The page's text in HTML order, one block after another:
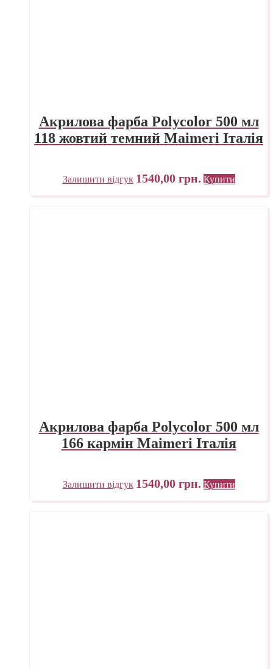
Акрилова фарба Polycolor 500 мл
118 жовтий темний Maimeri Італія
Залишити відгук 1540,00 грн. Купити
Акрилова фарба Polycolor 500 мл
166 кармін Maimeri Італія
Залишити відгук 1540,00 грн. Купити